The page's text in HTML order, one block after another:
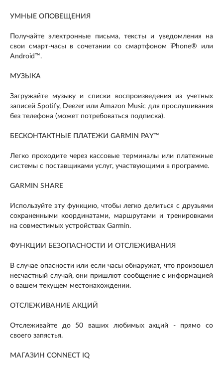
УМНЫЕ ОПОВЕЩЕНИЯ
Получайте электронные письма, тексты и уведомления на
свои смарт-часы в сочетании со смартфоном iPhone® или
Android™.
МУЗЫКА
Загружайте музыку и списки воспроизведения из учетных
записей Spotify, Deezer или Amazon Music для прослушивания
без телефона (может потребоваться подписка).
БЕСКОНТАКТНЫЕ ПЛАТЕЖИ GARMIN PAY™
Легко проходите через кассовые терминалы или платежные
системы с поставщиками услуг, участвующими в программе.
GARMIN SHARE
Используйте эту функцию, чтобы легко делиться с друзьями
сохраненными координатами, маршрутами и тренировками
на совместимых устройствах Garmin.
ФУНКЦИИ БЕЗОПАСНОСТИ И ОТСЛЕЖИВАНИЯ
В случае опасности или если часы обнаружат, что произошел
несчастный случай, они пришлют сообщение с информацией
о вашем текущем местонахождении.
ОТСЛЕЖИВАНИЕ АКЦИЙ
Отслеживайте до 50 ваших любимых акций - прямо со
своего запястья.
МАГАЗИН CONNECT IQ